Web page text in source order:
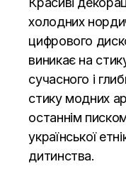
холодних
цифрового
виникає на
сучасного і
стику модних
останнім
української
дитинства.